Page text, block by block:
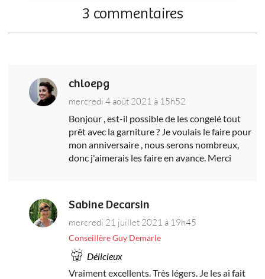
3 commentaires
chloepg
mercredi 4 août 2021 à 15h52
Bonjour , est-il possible de les congelé tout
prêt avec la garniture ? Je voulais le faire pour
mon anniversaire , nous serons nombreux,
donc j'aimerais les faire en avance. Merci
Sabine Decarsin
mercredi 21 juillet 2021 à 19h45
Conseillère Guy Demarle
Délicieux
Vraiment excellents. Très légers. Je les ai fait